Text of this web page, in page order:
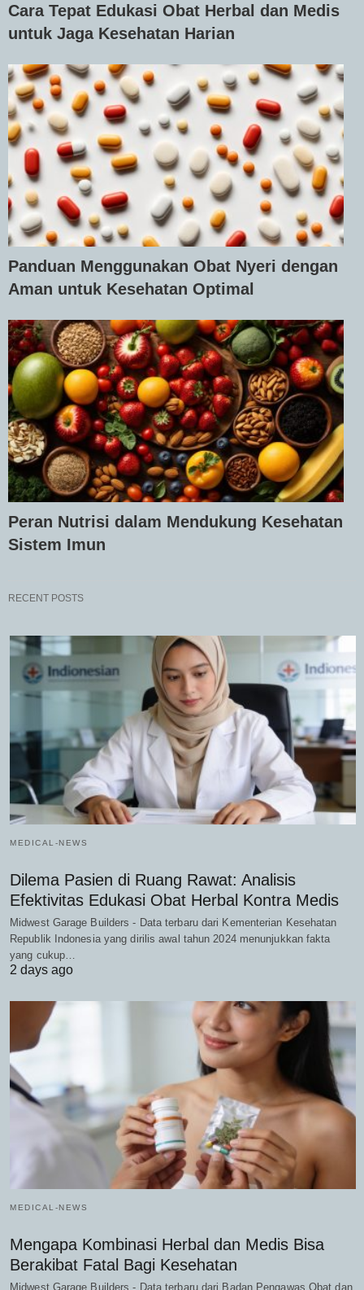
Cara Tepat Edukasi Obat Herbal dan Medis
untuk Jaga Kesehatan Harian
Panduan Menggunakan Obat Nyeri dengan
Aman untuk Kesehatan Optimal
Peran Nutrisi dalam Mendukung Kesehatan
Sistem Imun
RECENT POSTS
MEDICAL-NEWS
Dilema Pasien di Ruang Rawat: Analisis
Efektivitas Edukasi Obat Herbal Kontra Medis
Midwest Garage Builders - Data terbaru dari Kementerian Kesehatan
Republik Indonesia yang dirilis awal tahun 2024 menunjukkan fakta
yang cukup…
2 days ago
MEDICAL-NEWS
Mengapa Kombinasi Herbal dan Medis Bisa
Berakibat Fatal Bagi Kesehatan
Midwest Garage Builders - Data terbaru dari Badan Pengawas Obat dan